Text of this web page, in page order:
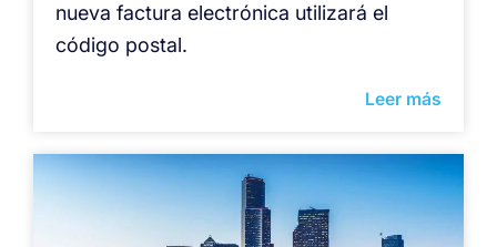
nueva factura electrónica utilizará el
código postal.
Leer más